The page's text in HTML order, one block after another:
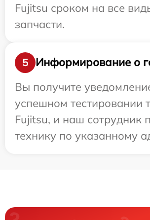
Fujitsu сроком на все
запчасти.
5
Информирование о
Вы получите
успешном тестировании
Fujitsu, и наш сотрудник
технику по указанному